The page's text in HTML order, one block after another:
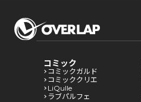
コミック
コミックガルド
コミッククリエ
LiQulle
ラブパルフェ